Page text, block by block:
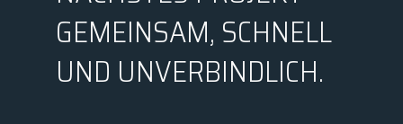
GEMEINSAM, SCHNELL
UND UNVERBINDLICH.